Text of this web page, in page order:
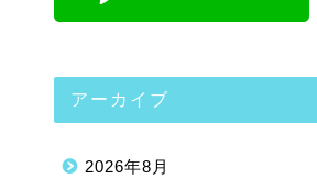
アーカイブ
2026年8月